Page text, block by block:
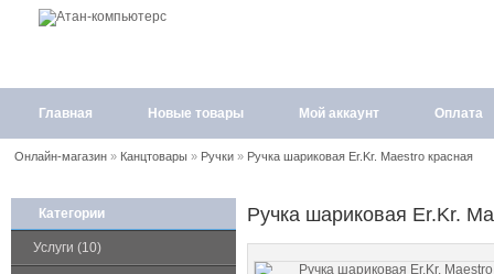
Главная Новые товары Мой аккаунт Оплата
Онлайн-магазин» Канцтовары» Ручки» Ручка шариковая Er.Kr. Maestro красная
Категории
Услуги (10)
Ручка шариковая Er.Kr.